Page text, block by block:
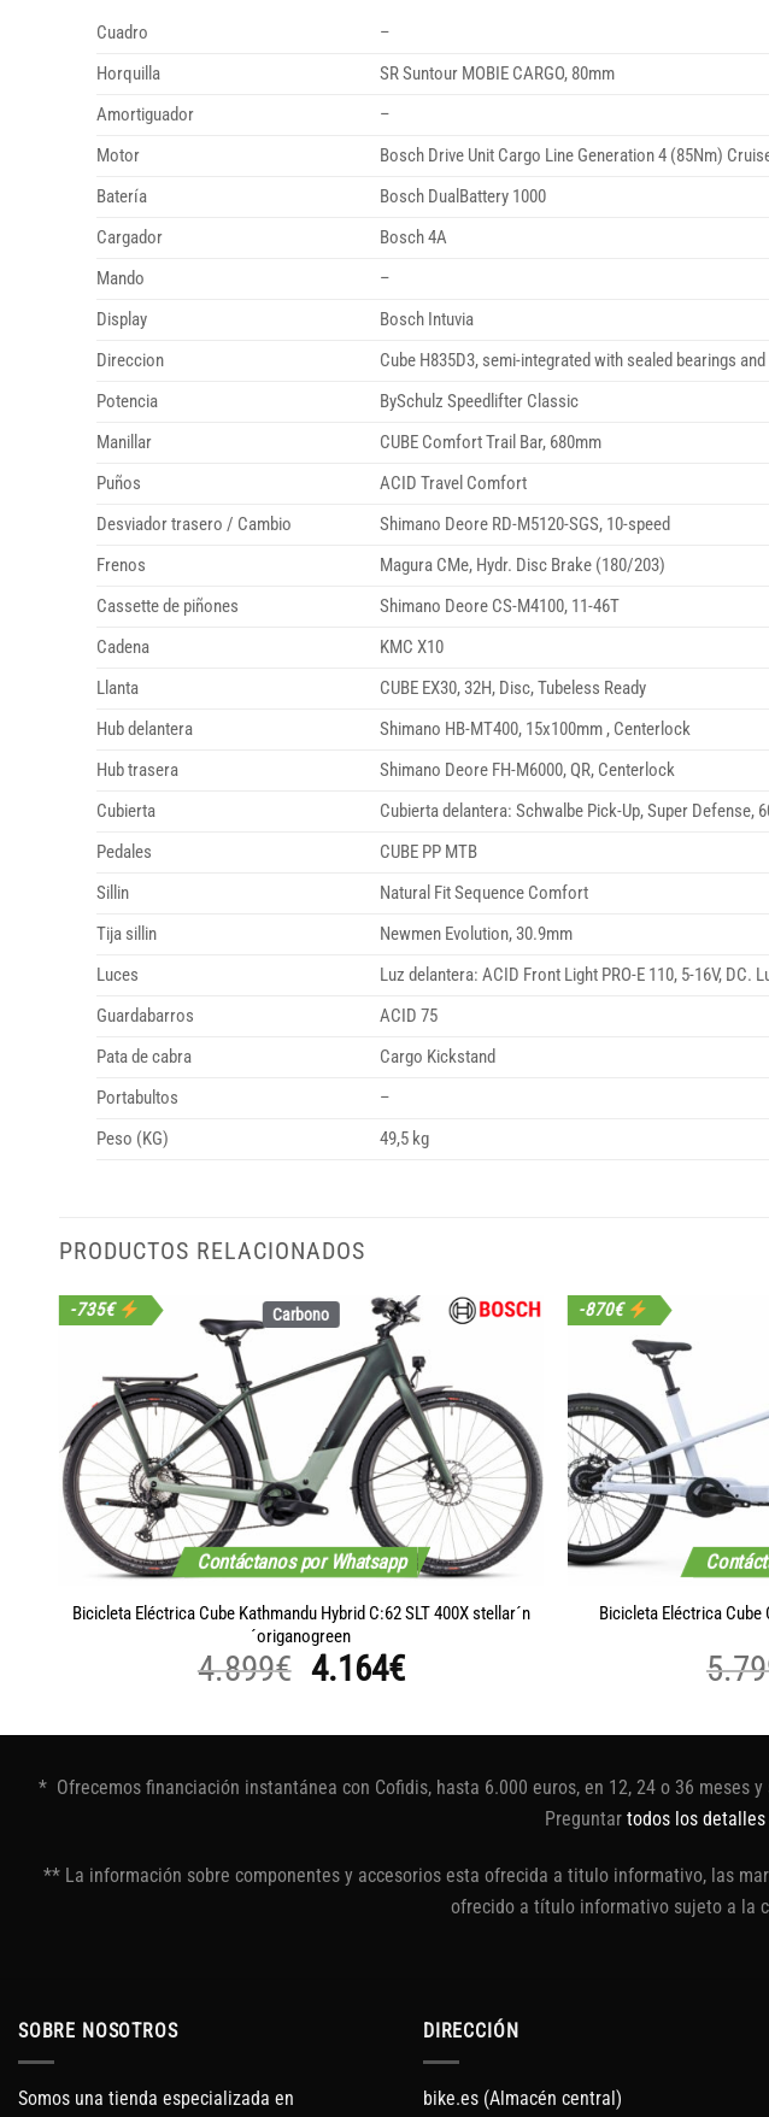
Cuadro
–
Horquilla
SR Suntour MOBIE CARGO, 80mm
Amortiguador
–
Motor
Bosch Drive Unit Cargo Line Generation 4 (85Nm)
Batería
Bosch DualBattery 1000
Cargador
Bosch 4A
Mando
–
Display
Bosch Intuvia
Direccion
Cube H835D3, semi-integrated with sealed bearings
Potencia
BySchulz Speedlifter Classic
Manillar
CUBE Comfort Trail Bar, 680mm
Puños
ACID Travel Comfort
Desviador trasero / Cambio
Shimano Deore RD-M5120-SGS, 10-speed
Frenos
Magura CMe, Hydr. Disc Brake (180/203)
Cassette de piñones
Shimano Deore CS-M4100, 11-46T
Cadena
KMC X10
Llanta
CUBE EX30, 32H, Disc, Tubeless Ready
Hub delantera
Shimano HB-MT400, 15x100mm , Centerlock
Hub trasera
Shimano Deore FH-M6000, QR, Centerlock
Cubierta
Cubierta delantera: Schwalbe Pick-Up, Super Defense,
Pedales
CUBE PP MTB
Sillin
Natural Fit Sequence Comfort
Tija sillin
Newmen Evolution, 30.9mm
Luces
Luz delantera: ACID Front Light PRO-E 110, 5-16V, DC.
Guardabarros
ACID 75
Pata de cabra
Cargo Kickstand
Portabultos
–
Peso (KG)
49,5 kg
PRODUCTOS RELACIONADOS
Carbono
Contáctanos por Whatsapp
-735€
Bicicleta Eléctrica Cube Kathmandu Hybrid C:62 SLT 400X stellar´n
´origanogreen
4.899€ El
original
era:
4.899€.
4.164€El
actual
es:
4.164€.
-870€
Bicicleta Eléctrica Cube
* Ofrecemos financiación instantánea con Cofidis, hasta 6.000 euros, en 12, 24 o 36 meses
Preguntar todos los detalles
** La información sobre componentes y accesorios esta ofrecida a titulo informativo, las
ofrecido a título informativo sujeto a la
SOBRE NOSOTROS
Somos una tienda especializada en
DIRECCIÓN
bike.es (Almacén central)